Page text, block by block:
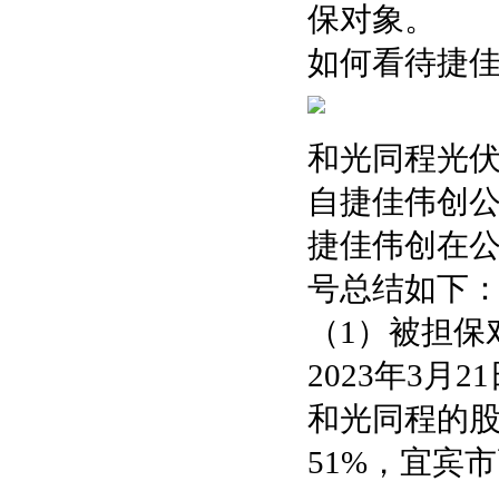
保对象。
如何看待捷
和光同程光
自捷佳伟创
捷佳伟创在
号总结如下
（1）被担
2023年3月
和光同程的
51%，宜宾